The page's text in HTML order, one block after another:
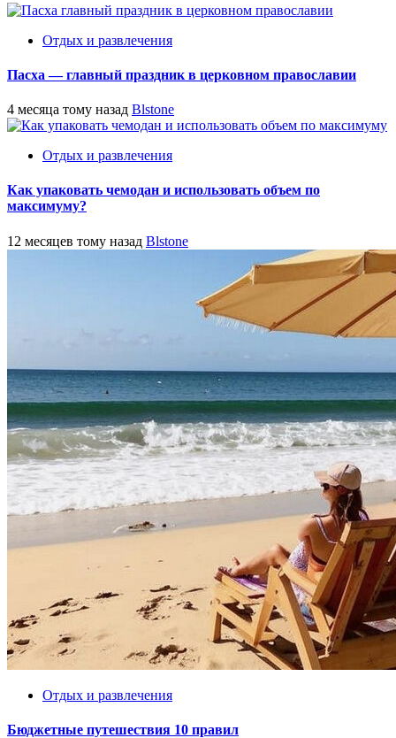
Отдых и развлечения
Пасха — главный праздник в церковном православии
4 месяца тому назад Blstone
Отдых и развлечения
Как упаковать чемодан и использовать объем по
максимуму?
12 месяцев тому назад Blstone
Отдых и развлечения
Бюджетные путешествия 10 правил